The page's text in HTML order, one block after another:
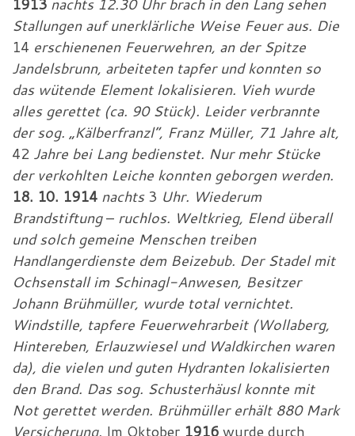
Stallungen auf unerklärliche Weise Feuer aus. Die
14 erschienenen Feuerwehren, an der Spitze
Jandelsbrunn, arbeiteten tapfer und konnten so
das wütende Element lokalisieren. Vieh wurde
alles gerettet (ca. 90 Stück). Leider verbrannte
der sog. „Kälberfranzl“, Franz Müller, 71 Jahre alt,
42 Jahre bei Lang bedienstet. Nur mehr Stücke
der verkohlten Leiche konnten geborgen werden.
18. 10. 1914 nachts3 Uhr. Wiederum
Brandstiftung– ruchlos. Weltkrieg, Elend überall
und solch gemeine Menschen treiben
Handlangerdienste dem Beizebub. Der Stadel mit
Ochsenstall im Schinagl-Anwesen, Besitzer
Johann Brühmüller, wurde total vernichtet.
Windstille, tapfere Feuerwehrarbeit (Wollaberg,
Hintereben, Erlauzwiesel und Waldkirchen waren
da), die vielen und guten Hydranten lokalisierten
den Brand. Das sog. Schusterhäusl konnte mit
Not gerettet werden. Brühmüller erhält 880 Mark
Versicherung. Im Oktober 1916wurde durch